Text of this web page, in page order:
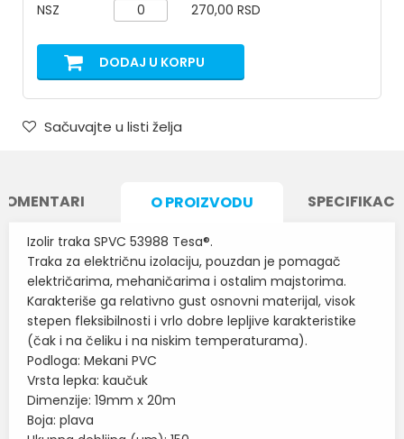
NSZ
270,00 RSD
DODAJ U KORPU
Sačuvajte u listi želja
O PROIZVODU
Izolir traka SPVC 53988 Tesa®.
Traka za električnu izolaciju, pouzdan je pomagač
električarima, mehaničarima i ostalim majstorima.
Karakteriše ga relativno gust osnovni materijal, visok
stepen fleksibilnosti i vrlo dobre lepljive karakteristike
(čak i na čeliku i na niskim temperaturama).
Podloga: Mekani PVC
Vrsta lepka: kaučuk
Dimenzije: 19mm x 20m
Boja: plava